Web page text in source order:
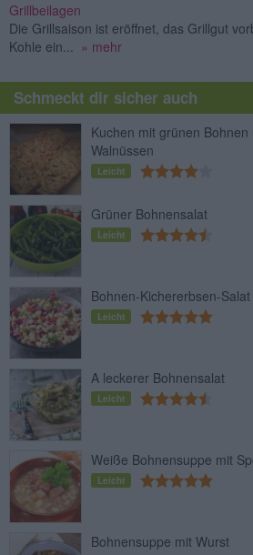
Grillbeilagen
Die Grillsaison ist eröffnet, das Grillgut
Kohle ein... » mehr
Schmeckt dir sicher auch
Kuchen mit grünen Bohnen
Walnüssen
Leicht
Grüner Bohnensalat
Leicht
Bohnen-Kichererbsen-Salat
Leicht
A leckerer Bohnensalat
Leicht
Weiße Bohnensuppe mit
Leicht
Bohnensuppe mit Wurst